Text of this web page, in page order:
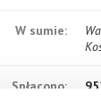
W sumie:
Spłacono: